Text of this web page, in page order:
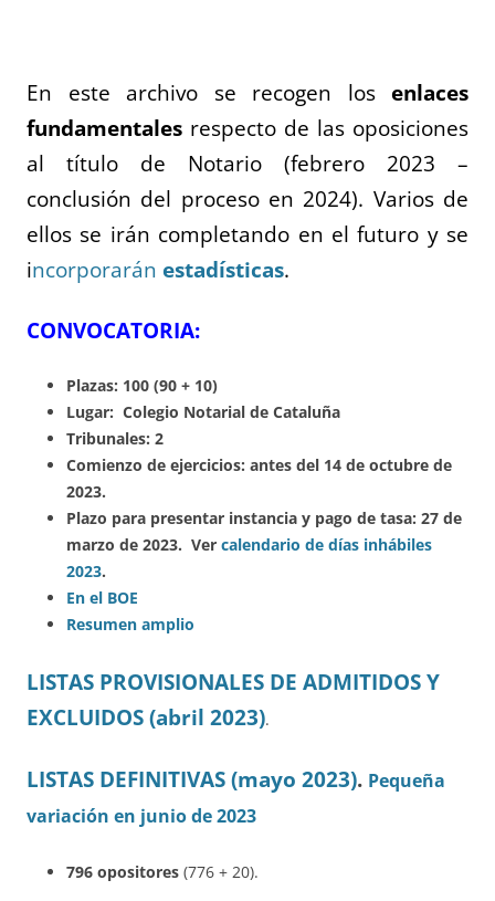
En este archivo se recogen los enlaces
fundamentales respecto de las oposiciones
al título de Notario (febrero 2023 –
conclusión del proceso en 2024). Varios de
ellos se irán completando en el futuro y se
incorporarán estadísticas.
CONVOCATORIA:
Plazas: 100 (90 + 10)
Lugar: Colegio Notarial de Cataluña
Tribunales: 2
Comienzo de ejercicios: antes del 14 de octubre de
2023.
Plazo para presentar instancia y pago de tasa: 27 de
marzo de 2023. Ver calendario de días inhábiles
2023.
En el BOE
Resumen amplio
LISTAS PROVISIONALES DE ADMITIDOS Y
EXCLUIDOS (abril 2023).
LISTAS DEFINITIVAS (mayo 2023). Pequeña
variación en junio de 2023
796 opositores (776 + 20).